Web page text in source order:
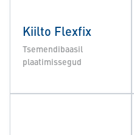
Kiilto Flexfix
Tsemendibaasil
plaatimissegud